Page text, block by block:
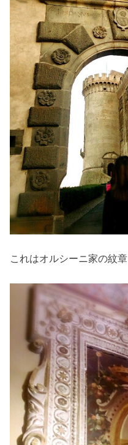
これはオルシーニ家の紋章